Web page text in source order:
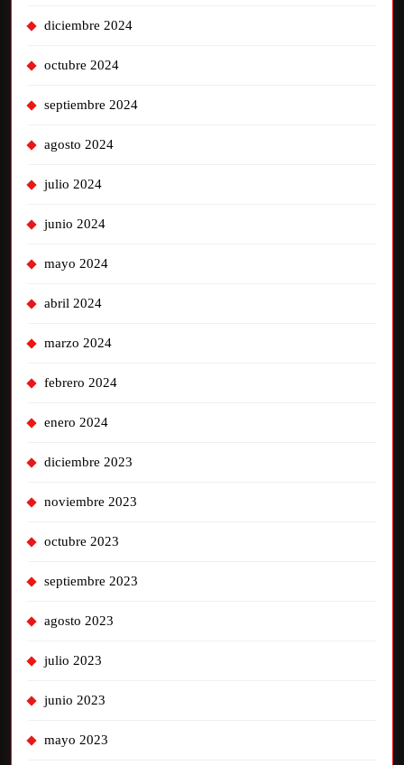
diciembre 2024
octubre 2024
septiembre 2024
agosto 2024
julio 2024
junio 2024
mayo 2024
abril 2024
marzo 2024
febrero 2024
enero 2024
diciembre 2023
noviembre 2023
octubre 2023
septiembre 2023
agosto 2023
julio 2023
junio 2023
mayo 2023